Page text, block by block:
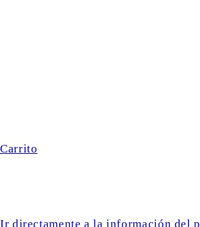
Carrito
Ir directamente a la información del